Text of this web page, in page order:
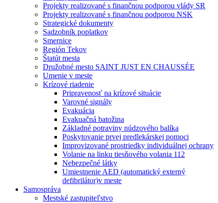
Projekty realizované s finančnou podporou vlády SR
Projekty realizované s finančnou podporou NSK
Strategické dokumenty
Sadzobník poplatkov
Smernice
Región Tekov
Štatút mesta
Družobné mesto SAINT JUST EN CHAUSSÉE
Umenie v meste
Krízové riadenie
Pripravenosť na krízové situácie
Varovné signály
Evakuácia
Evakuačná batožina
Základné potraviny núdzového balíka
Poskytovanie prvej predlekárskej pomoci
Improvizované prostriedky individuálnej ochrany
Volanie na linku tiesňového volania 112
Nebezpečné látky
Umiestnenie AED (automatický externý
defibrilátor)v meste
Samospráva
Mestské zastupiteľstvo